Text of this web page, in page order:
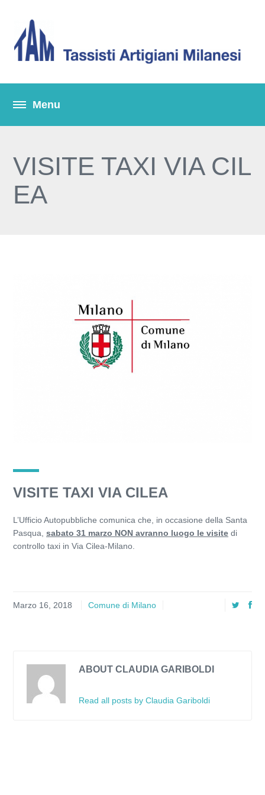
VISITE TAXI VIA CIL
EA
VISITE TAXI VIA CILEA
L’Ufficio Autopubbliche comunica che, in occasione della Santa
Pasqua, sabato 31 marzo NON avranno luogo le visite di
controllo taxi in Via Cilea-Milano.
Marzo 16, 2018 Comune di Milano
ABOUT CLAUDIA GARIBOLDI
Read all posts by Claudia Gariboldi